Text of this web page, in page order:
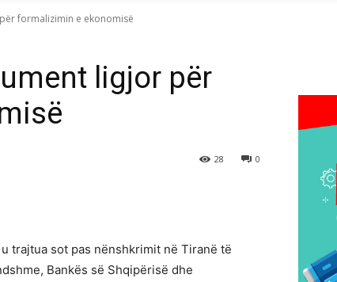
formalizimin e ekonomisë
ligjor për
0
28
trajtua sot pas nënshkrimit në Tiranë të
Bankës së Shqipërisë dhe